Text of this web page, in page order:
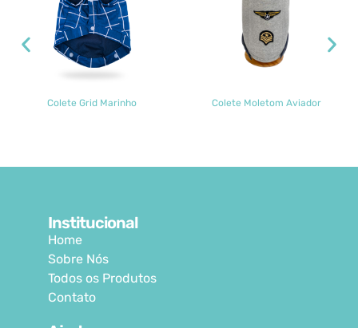
Colete Moletom Aviador Colete Moletom
Institucional
Home
Sobre Nós
Todos os Produtos
Contato